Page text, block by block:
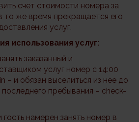
счет стоимости номера за
то же время прекращается его
услуг.
использования услуг:
заказанный и
услуг номер с 14:00
– и обязан выселиться из нее до
пребывания – check-
намерен занять номер в